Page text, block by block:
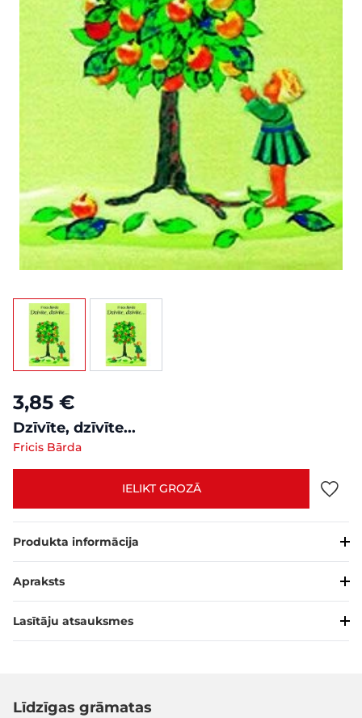
View larger imageView larger image
3,85 €
Dzīvīte, dzīvīte...
Fricis Bārda
IELIKT GROZĀ
Produkta informācija
Apraksts
Lasītāju atsauksmes
Līdzīgas grāmatas